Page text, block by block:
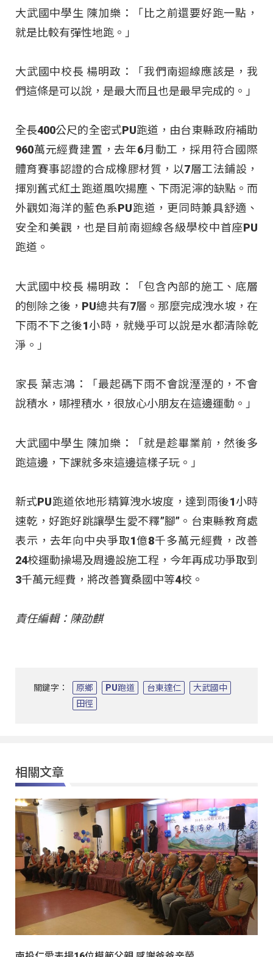
大武國中學生 陳加樂：「比之前還要好跑一點，
就是比較有彈性地跑。」
大武國中校長 楊明政：「我們南迴線應該是，我
們這條是可以說，是最大而且也是最早完成的。」
全長400公尺的全密式PU跑道，由台東縣政府補助
960萬元經費建置，去年6月動工，採用符合國際
體育賽事認證的合成橡膠材質，以7層工法鋪設，
揮別舊式紅土跑道風吹揚塵、下雨泥濘的缺點。而
外觀如海洋的藍色系PU跑道，更同時兼具舒適、
安全和美觀，也是目前南迴線各級學校中首座PU
跑道。
大武國中校長 楊明政：「包含內部的施工、底層
的刨除之後，PU總共有7層。那麼完成洩水坡，在
下雨不下之後1小時，就幾乎可以說是水都清除乾
淨。」
家長 葉志鴻：「最起碼下雨不會說溼溼的，不會
說積水，哪裡積水，很放心小朋友在這邊運動。」
大武國中學生 陳加樂：「就是趁畢業前，然後多
跑這邊，下課就多來這邊這樣子玩。」
新式PU跑道依地形精算洩水坡度，達到雨後1小時
速乾，好跑好跳讓學生愛不釋”腳”。台東縣教育處
表示，去年向中央爭取1億8千多萬元經費，改善
24校運動操場及周邊設施工程，今年再成功爭取到
3千萬元經費，將改善寶桑國中等4校。
責任編輯：陳劭麒
關鍵字： 原鄉 PU跑道 台東達仁
大武國中
田徑
相關文章